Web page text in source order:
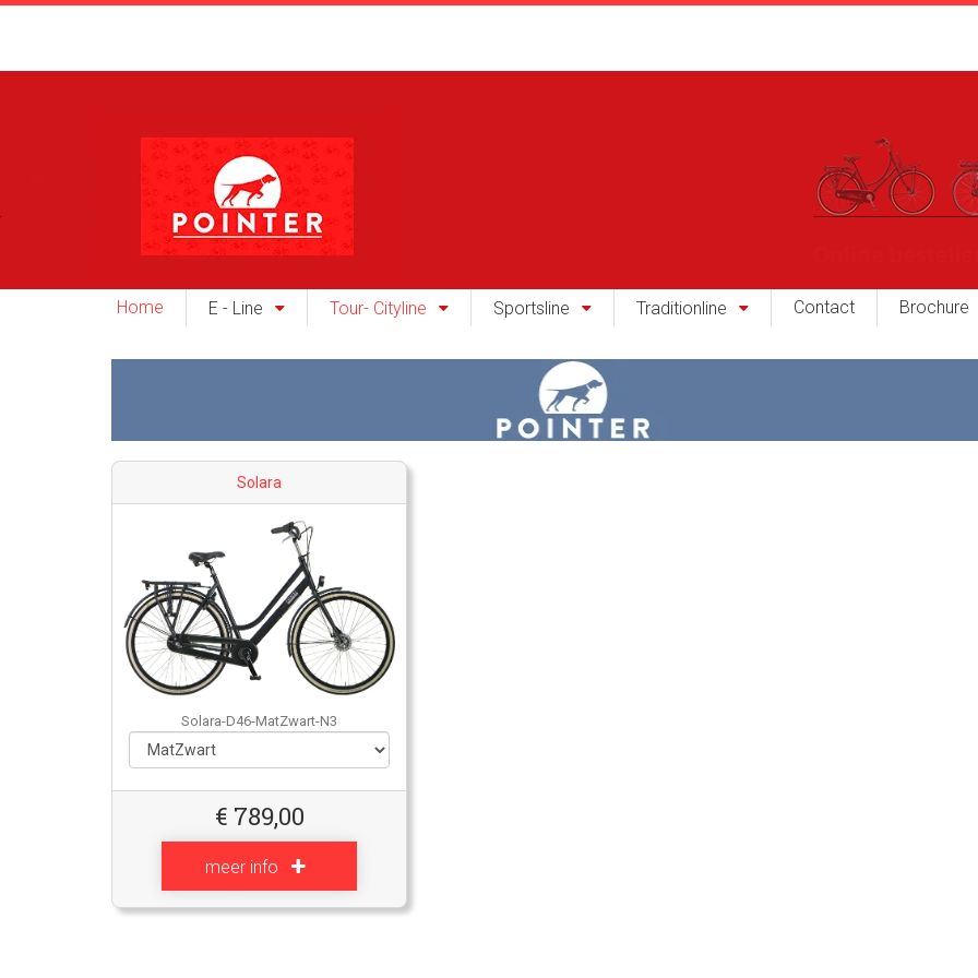
Home E - Line Tour- Cityline Sportsline Traditionline Contact Brochure
Solara
Solara-D46-MatZwart-N3
€ 789,00
meer info